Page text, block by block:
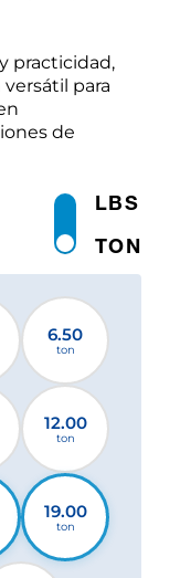
practicidad,
para
de
TON
LBS
6.50
ton
12.00
ton
19.00
ton